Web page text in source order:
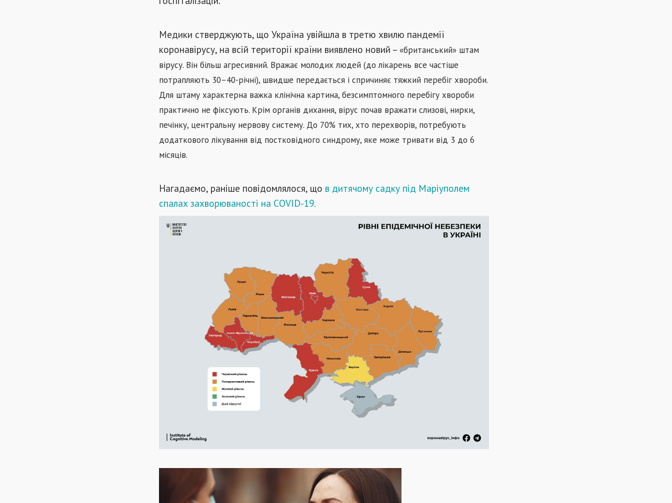
Медики стверджують, що Україна увійшла в третю хвилю пандемії
коронавірусу, на всій території країни виявлено новий – «британський» штам
вірусу. Він більш агресивний. Вражає молодих людей (до лікарень все частіше
потрапляють 30–40-річні), швидше передається і спричиняє тяжкий перебіг хвороби.
Для штаму характерна важка клінічна картина, безсимптомного перебігу хвороби
практично не фіксують. Крім органів дихання, вірус почав вражати слизові, нирки,
печінку, центральну нервову систему. До 70% тих, хто перехворів, потребують
додаткового лікування від постковідного синдрому, яке може тривати від 3 до 6
місяців.
Нагадаємо, раніше повідомлялося, що в дитячому садку під Маріуполем
спалах захворюваності на COVID-19.